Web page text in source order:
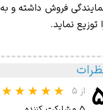
فروش داشته و
توزیع نماید.
از ۵